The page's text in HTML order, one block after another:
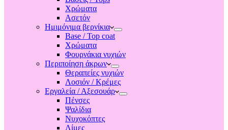
Χρώματα
Ασετόν
Ημιμόνιμα βερνίκια
Base / Top coat
Χρώματα
Φουρνάκια νυχιών
Περιποίηση άκρων
Θεραπείες νυχιών
Λοσιόν / Κρέμες
Εργαλεία / Αξεσουάρ
Πένσες
Ψαλίδια
Νυχοκόπτες
Λίμες